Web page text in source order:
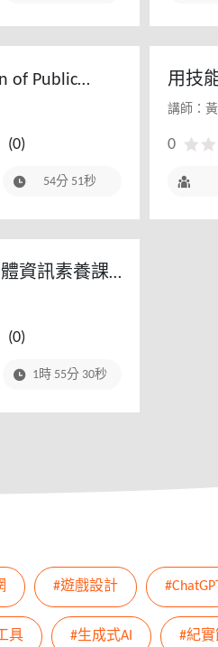
of Public
Services
(0)
54分 51秒
用技
研習
講師：
0
資訊素養課 -
假場)
(0)
1時 55分 30秒
#遊戲設計
具 #生成式AI #紀實